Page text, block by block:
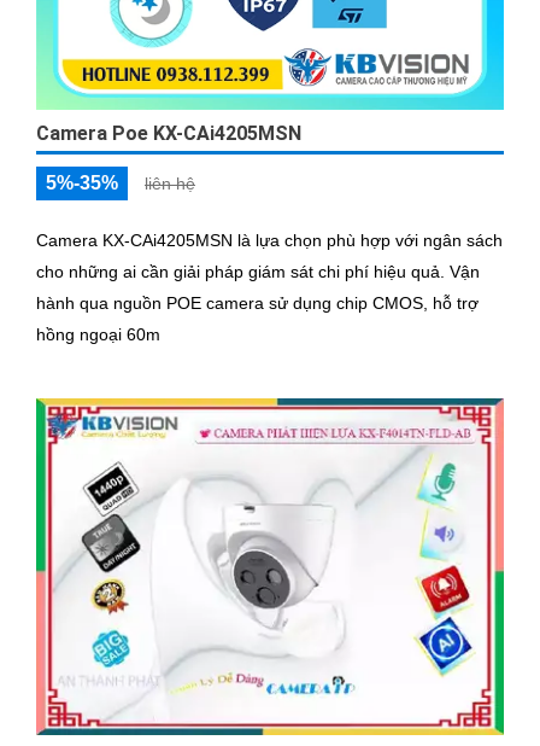
Camera Poe KX-CAi4205MSN
5%-35% liên hệ
Camera KX-CAi4205MSN là lựa chọn phù hợp với ngân sách
cho những ai cần giải pháp giám sát chi phí hiệu quả. Vận
hành qua nguồn POE camera sử dụng chip CMOS, hỗ trợ
hồng ngoại 60m